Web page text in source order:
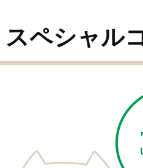
スペシャル